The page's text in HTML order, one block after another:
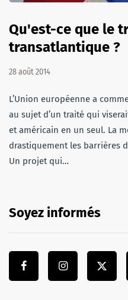
Qu'est-ce que le
transatlantique ?
28 août 2014
L’Union européenne a
au sujet d’un traité qui
et américain en un seul. La
drastiquement les barrières
Un projet qui…
Soyez informés